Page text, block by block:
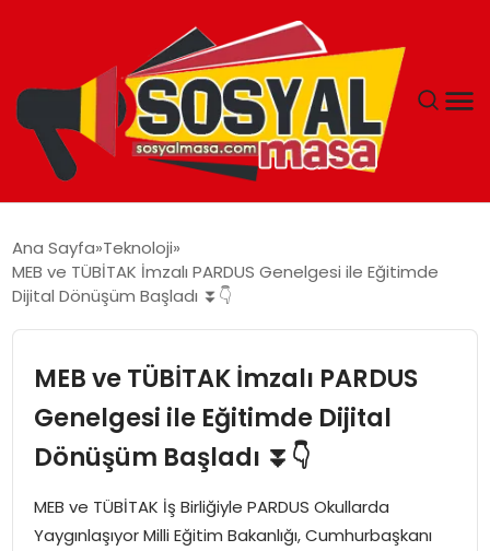
EKONOMI
EĞITIM
SPOR
Ana Sayfa Teknoloji
MEB ve TÜBİTAK İmzalı PARDUS Genelgesi ile Eğitimde
Dijital Dönüşüm Başladı ⏬👇
MEB ve TÜBİTAK İmzalı PARDUS
Genelgesi ile Eğitimde Dijital
Dönüşüm Başladı ⏬👇
MEB ve TÜBİTAK İş Birliğiyle PARDUS Okullarda
Yaygınlaşıyor Milli Eğitim Bakanlığı, Cumhurbaşkanı